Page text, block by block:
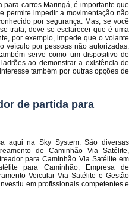
carros Maringá, é importante que
permite impedir a movimentação não
por segurança. Mas, se você
trata, deve-se esclarecer que é uma
por exemplo, impede que o volante
veículo por pessoas não autorizadas.
serve como um dispositivo de
ao demonstrar a existência de
também por outras opções de
de partida para
aqui na Sky System. São diversas
de Caminhão Via Satélite,
para Caminhão Via Satélite em
para Caminhão, Empresa de
Veicular Via Satélite e Gestão
em profissionais competentes e